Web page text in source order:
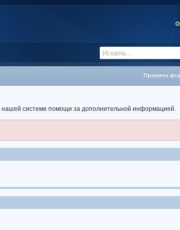
Правила
нашей системе помощи за дополнительной информацией.